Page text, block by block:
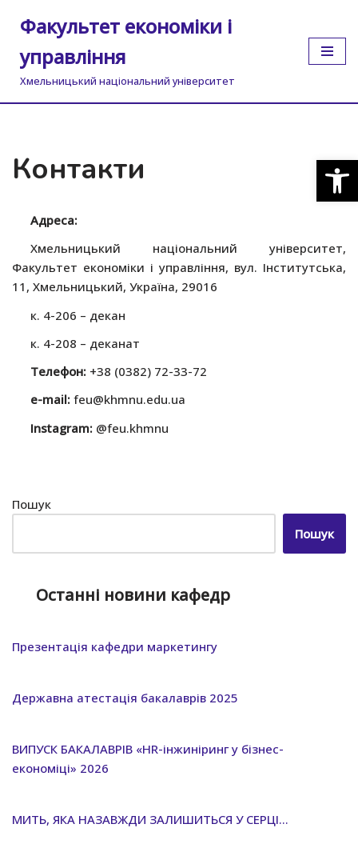
Перейти
до
вмісту
Факультет економіки і
управління
Хмельницький національний університет
Контакти
Адреса:
Хмельницький національний університет,
Факультет економіки і управління, вул. Інститутська,
11, Хмельницький, Україна, 29016
к. 4-206 – декан
к. 4-208 – деканат
Телефон: +38 (0382) 72-33-72
e-mail: feu@khmnu.edu.ua
Instagram: @feu.khmnu
Пошук
Пошук
Останні новини кафедр
Презентація кафедри маркетингу
Державна атестація бакалаврів 2025
ВИПУСК БАКАЛАВРІВ «HR-інжиніринг у бізнес-
економіці» 2026
МИТЬ, ЯКА НАЗАВЖДИ ЗАЛИШИТЬСЯ У СЕРЦІ…